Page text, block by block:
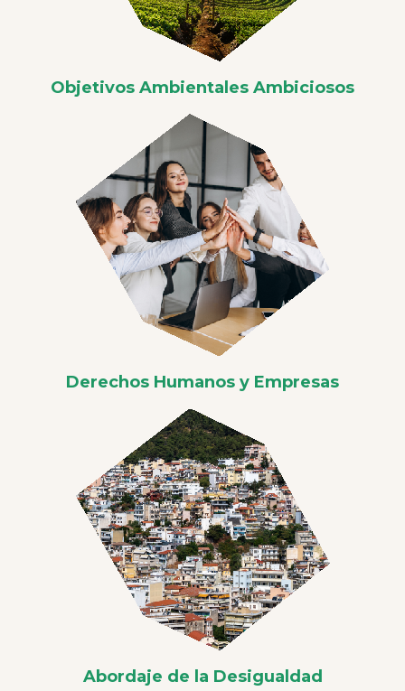
Objetivos Ambientales Ambiciosos
Derechos Humanos y Empresas
Abordaje de la Desigualdad